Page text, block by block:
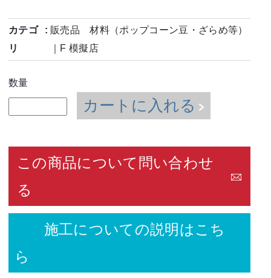
カテゴ
リ
販売品 材料（ポップコーン豆・ざらめ等）
F 模擬店
数量
カートに入れる
この商品について問い合わせ
る
施工についての説明はこち
ら